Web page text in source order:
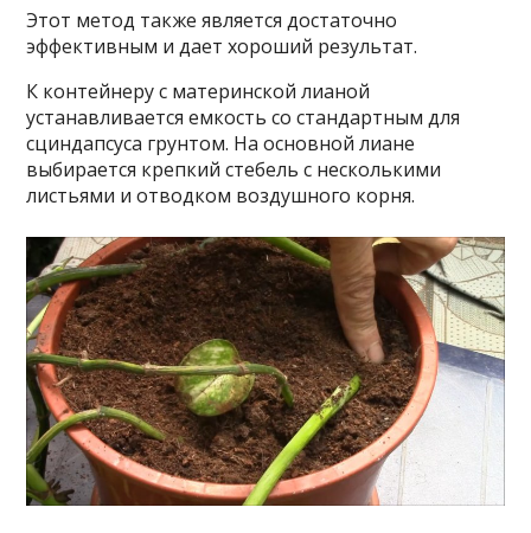
Этот метод также является достаточно
эффективным и дает хороший результат.
К контейнеру с материнской лианой
устанавливается емкость со стандартным для
сциндапсуса грунтом. На основной лиане
выбирается крепкий стебель с несколькими
листьями и отводком воздушного корня.